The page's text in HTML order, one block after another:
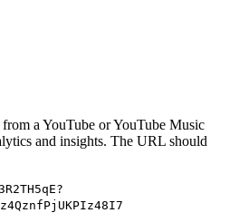
a YouTube or YouTube Music
and insights. The URL should